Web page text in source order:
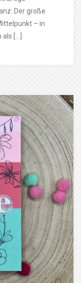
Der große
– in
[…]